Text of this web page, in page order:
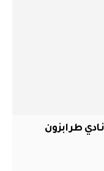
طرابزون